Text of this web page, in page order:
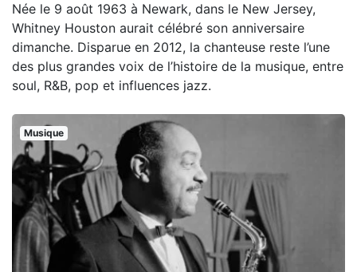
Née le 9 août 1963 à Newark, dans le New Jersey,
Whitney Houston aurait célébré son anniversaire
dimanche. Disparue en 2012, la chanteuse reste l’une
des plus grandes voix de l’histoire de la musique, entre
soul, R&B, pop et influences jazz.
Musique